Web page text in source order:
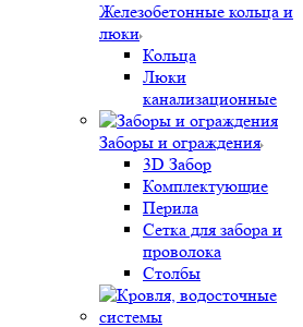
Железобетонные кольца и
люки
Кольца
Люки
канализационные
Заборы и ограждения
3D Забор
Комплектующие
Перила
Сетка для забора и
проволока
Столбы